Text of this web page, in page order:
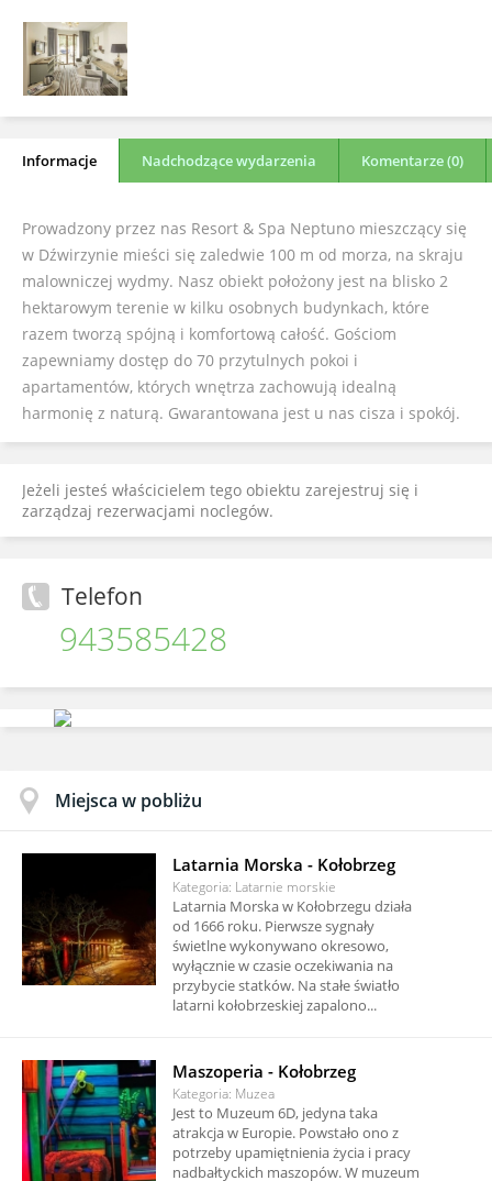
Informacje Nadchodzące wydarzenia Komentarze (0)
Prowadzony przez nas Resort & Spa Neptuno mieszczący się
w Dźwirzynie mieści się zaledwie 100 m od morza, na skraju
malowniczej wydmy. Nasz obiekt położony jest na blisko 2
hektarowym terenie w kilku osobnych budynkach, które
razem tworzą spójną i komfortową całość. Gościom
zapewniamy dostęp do 70 przytulnych pokoi i
apartamentów, których wnętrza zachowują idealną
harmonię z naturą. Gwarantowana jest u nas cisza i spokój.
Jeżeli jesteś właścicielem tego obiektu zarejestruj się i
zarządzaj rezerwacjami noclegów.
Telefon
943585428
Miejsca w pobliżu
Latarnia Morska - Kołobrzeg
Kategoria: Latarnie morskie
Latarnia Morska w Kołobrzegu działa
od 1666 roku. Pierwsze sygnały
świetlne wykonywano okresowo,
wyłącznie w czasie oczekiwania na
przybycie statków. Na stałe światło
latarni kołobrzeskiej zapalono...
Maszoperia - Kołobrzeg
Kategoria: Muzea
Jest to Muzeum 6D, jedyna taka
atrakcja w Europie. Powstało ono z
potrzeby upamiętnienia życia i pracy
nadbałtyckich maszopów. W muzeum